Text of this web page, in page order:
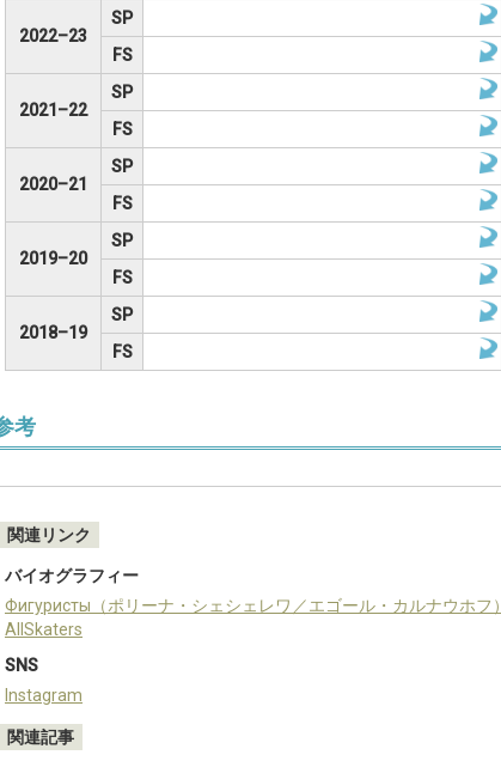
2022–23
SP
FS
2021–22
SP
FS
2020–21
SP
FS
2019–20
SP
FS
2018–19
SP
FS
考
関連リンク
バイオグラフィー
Фигуристы（ポリーナ・シェシェレワ／エゴール・カルナウホフ）
AllSkaters
SNS
Instagram
関連記事